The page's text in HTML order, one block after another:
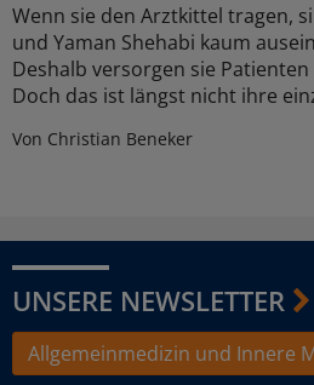
Wenn sie den Arztkittel tragen,
und Yaman Shehabi kaum
Deshalb versorgen sie
Doch das ist längst nicht ihre
Von Christian Beneker
UNSERE NEWSLETTER
Allgemeinmedizin und Innere